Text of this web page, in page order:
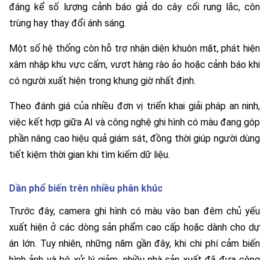
đáng kể số lượng cảnh báo giả do cây cối rung lắc, côn
trùng hay thay đổi ánh sáng.
Một số hệ thống còn hỗ trợ nhận diện khuôn mặt, phát hiện
xâm nhập khu vực cấm, vượt hàng rào ảo hoặc cảnh báo khi
có người xuất hiện trong khung giờ nhất định.
Theo đánh giá của nhiều đơn vị triển khai giải pháp an ninh,
việc kết hợp giữa AI và công nghệ ghi hình có màu đang góp
phần nâng cao hiệu quả giám sát, đồng thời giúp người dùng
tiết kiệm thời gian khi tìm kiếm dữ liệu.
Dần phổ biến trên nhiều phân khúc
Trước đây, camera ghi hình có màu vào ban đêm chủ yếu
xuất hiện ở các dòng sản phẩm cao cấp hoặc dành cho dự
án lớn. Tuy nhiên, những năm gần đây, khi chi phí cảm biến